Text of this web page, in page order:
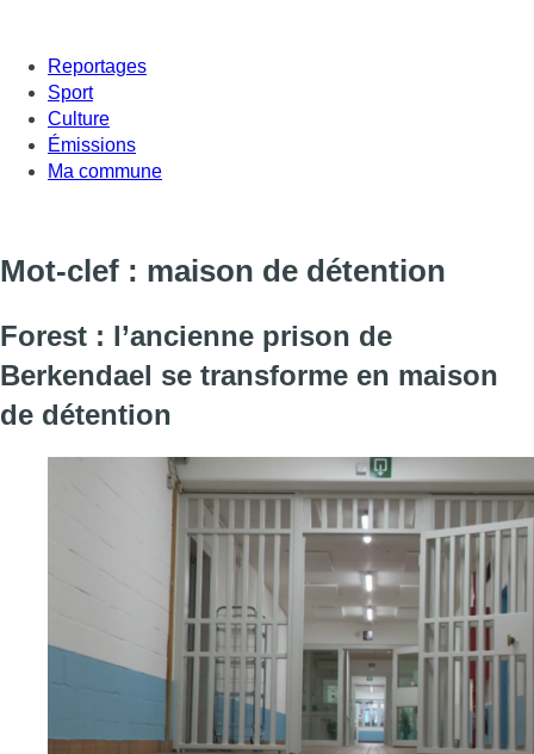
Reportages
Sport
Culture
Émissions
Ma commune
Mot-clef : maison de détention
Forest : l’ancienne prison de
Berkendael se transforme en maison
de détention